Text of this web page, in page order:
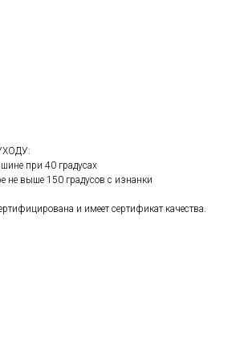
при 40 градусах
не выше 150 градусов с изнанки
и имеет сертификат качества.